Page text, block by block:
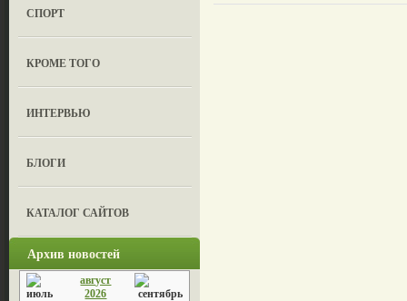
СПОРТ
КРОМЕ ТОГО
ИНТЕРВЬЮ
БЛОГИ
КАТАЛОГ САЙТОВ
Архив новостей
август
2026